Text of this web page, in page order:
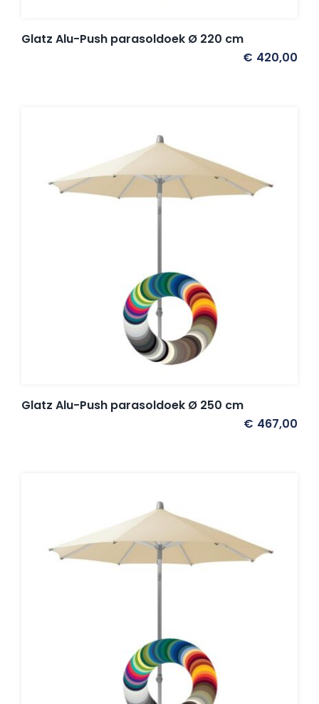
Glatz Alu-Push parasoldoek Ø 220 cm
€ 420,00
Glatz Alu-Push parasoldoek Ø 250 cm
€ 467,00